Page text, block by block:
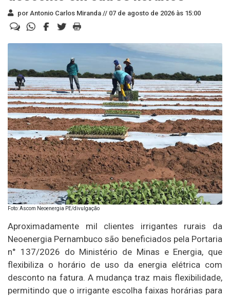
por Antonio Carlos Miranda // 07 de agosto de 2026 às 15:00
Foto: Ascom Neoenergia PE/divulgação
Aproximadamente mil clientes irrigantes rurais da
Neoenergia Pernambuco são beneficiados pela Portaria
n° 137/2026 do Ministério de Minas e Energia, que
flexibiliza o horário de uso da energia elétrica com
desconto na fatura. A mudança traz mais flexibilidade,
permitindo que o irrigante escolha faixas horárias para